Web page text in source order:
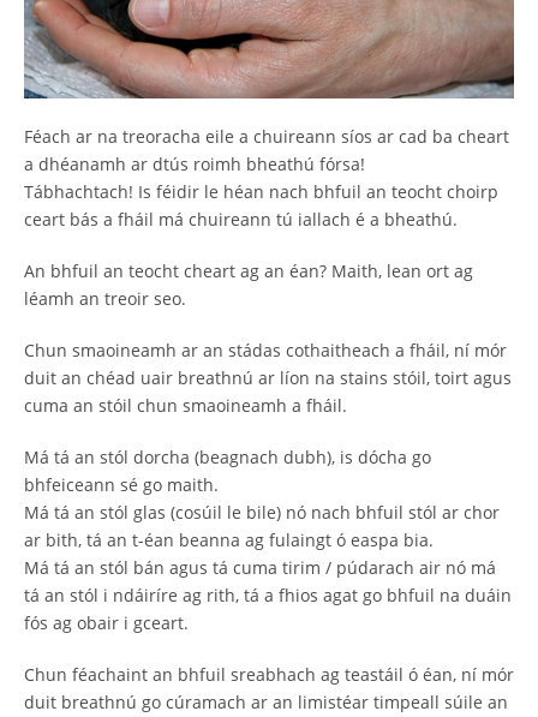
Féach ar na treoracha eile a chuireann síos ar cad ba cheart
a dhéanamh ar dtús roimh bheathú fórsa!
Tábhachtach! Is féidir le héan nach bhfuil an teocht choirp
ceart bás a fháil má chuireann tú iallach é a bheathú.
An bhfuil an teocht cheart ag an éan? Maith, lean ort ag
léamh an treoir seo.
Chun smaoineamh ar an stádas cothaitheach a fháil, ní mór
duit an chéad uair breathnú ar líon na stains stóil, toirt agus
cuma an stóil chun smaoineamh a fháil.
Má tá an stól dorcha (beagnach dubh), is dócha go
bhfeiceann sé go maith.
Má tá an stól glas (cosúil le bile) nó nach bhfuil stól ar chor
ar bith, tá an t-éan beanna ag fulaingt ó easpa bia.
Má tá an stól bán agus tá cuma tirim / púdarach air nó má
tá an stól i ndáiríre ag rith, tá a fhios agat go bhfuil na duáin
fós ag obair i gceart.
Chun féachaint an bhfuil sreabhach ag teastáil ó éan, ní mór
duit breathnú go cúramach ar an limistéar timpeall súile an